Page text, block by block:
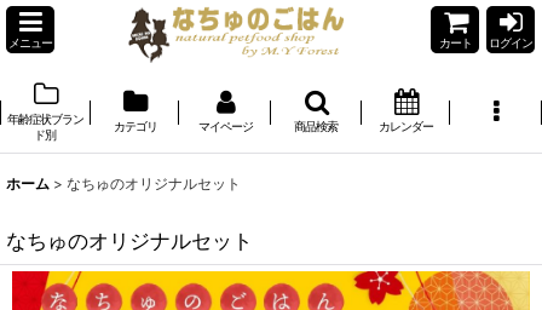
メニュー カート ログイン
年齢症状ブラン
ド別
カテゴリ マイページ 商品検索 カレンダー
ホーム > なちゅのオリジナルセット
なちゅのオリジナルセット